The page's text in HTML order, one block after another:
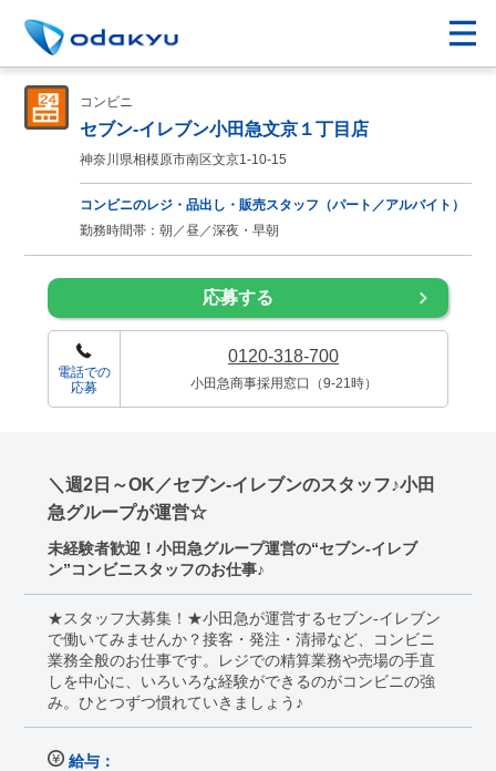
コンビニ
セブン-イレブン小田急文京１丁目店
神奈川県相模原市南区文京1-10-15
コンビニのレジ・品出し・販売スタッフ（パート／アルバイト）
勤務時間帯：朝／昼／深夜・早朝
応募する
電話での
応募
0120-318-700
小田急商事採用窓口（9-21時）
＼週2日～OK／セブン-イレブンのスタッフ♪小田
急グループが運営☆
未経験者歓迎！小田急グループ運営の“セブン-イレブ
ン”コンビニスタッフのお仕事♪
★スタッフ大募集！★小田急が運営するセブン-イレブン
で働いてみませんか？接客・発注・清掃など、コンビニ
業務全般のお仕事です。レジでの精算業務や売場の手直
しを中心に、いろいろな経験ができるのがコンビニの強
み。ひとつずつ慣れていきましょう♪
給与：